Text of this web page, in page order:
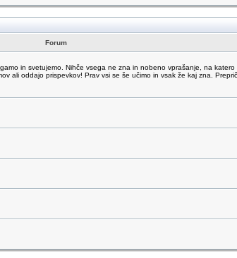
Forum
in svetujemo. Nihče vsega ne zna in nobeno vprašanje, na
ali oddajo prispevkov! Prav vsi se še učimo in vsak že kaj zna.